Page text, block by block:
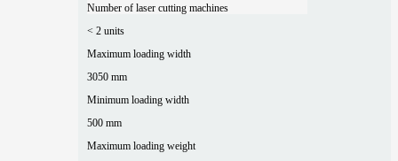
Number of laser cutting machines
< 2 units
Maximum loading width
3050 mm
Minimum loading width
500 mm
Maximum loading weight